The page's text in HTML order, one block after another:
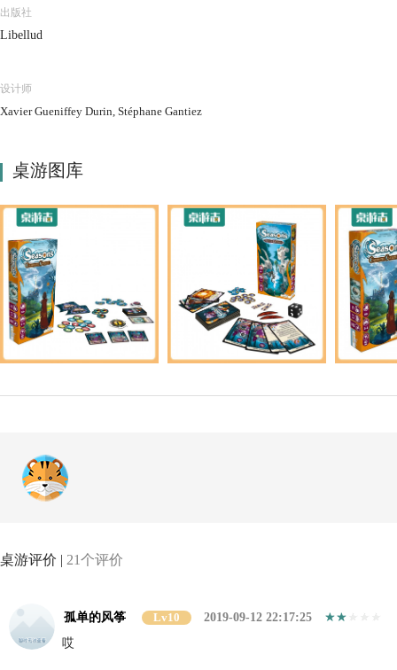
出版社
Libellud
设计师
Xavier Gueniffey Durin, Stéphane Gantiez
桌游图库
桌游评价 | 21个评价
孤单的风筝 Lv10
2019-09-12 22:17:25
哎